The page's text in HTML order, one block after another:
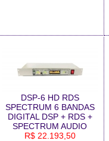
DSP-6 HD RDS
SPECTRUM 6 BANDAS
DIGITAL DSP + RDS +
SPECTRUM AUDIO
R$ 22.193,50